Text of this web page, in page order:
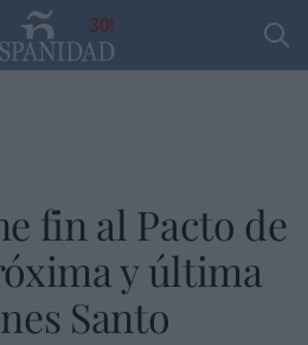
30
fin al Pacto de
y última
Santo